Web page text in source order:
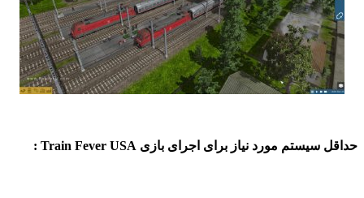
حداقل سیستم مورد نیاز برای اجرای بازی Train Fever USA :